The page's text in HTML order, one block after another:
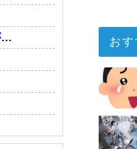
お